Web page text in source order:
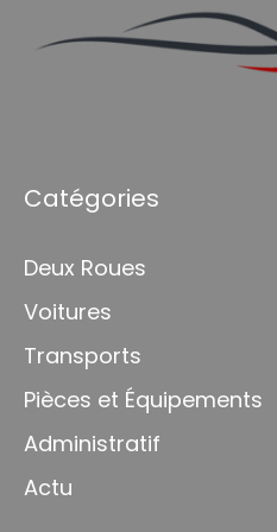
Catégories
Deux Roues
Voitures
Transports
Pièces et Équipements
Administratif
Actu